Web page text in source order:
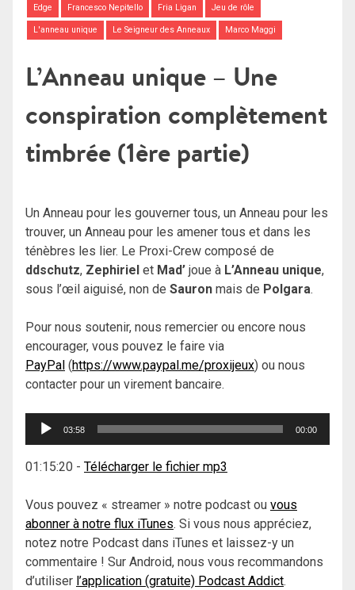
Edge Francesco Nepitello Fria Ligan Jeu de rôle
L'anneau unique Le Seigneur des Anneaux Marco Maggi
L’Anneau unique – Une
conspiration complètement
timbrée (1ère partie)
Un Anneau pour les gouverner tous, un Anneau pour les
trouver, un Anneau pour les amener tous et dans les
ténèbres les lier. Le Proxi-Crew composé de
ddschutz, Zephiriel et Mad’ joue à L’Anneau unique,
sous l’œil aiguisé, non de Sauron mais de Polgara.
Pour nous soutenir, nous remercier ou encore nous
encourager, vous pouvez le faire via
PayPal (https://www.paypal.me/proxijeux) ou nous
contacter pour un virement bancaire.
Lecteur
03:58 00:00
01:15:20 - Télécharger le fichier mp3
Vous pouvez « streamer » notre podcast ou vous
abonner à notre flux iTunes. Si vous nous appréciez,
notez notre Podcast dans iTunes et laissez-y un
commentaire ! Sur Android, nous vous recommandons
d’utiliser l’application (gratuite) Podcast Addict.